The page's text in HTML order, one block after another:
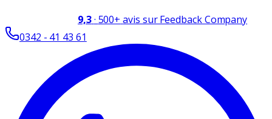
9,3· 500+ avis sur Feedback Company
0342 - 41 43 61